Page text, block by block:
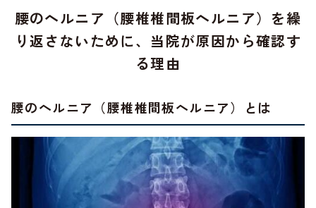
腰のヘルニア（腰椎椎間板ヘルニア）を繰
り返さないために、当院が原因から確認す
る理由
腰のヘルニア（腰椎椎間板ヘルニア）とは